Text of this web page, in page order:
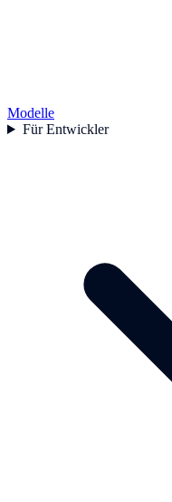
Modelle
Für Entwickler